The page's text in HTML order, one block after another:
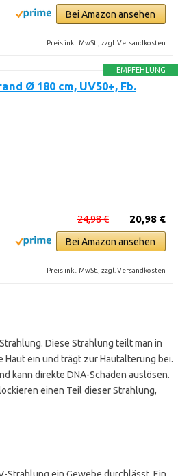
Bei Amazon ansehen
Preis inkl. MwSt., zzgl. Versandkosten
EMPFEHLUNG
Ø 180 cm, UV50+, Fb.
20,98 €
24,98 €
Bei Amazon ansehen
Preis inkl. MwSt., zzgl. Versandkosten
Diese Strahlung teilt man in
ein und trägt zur Hautalterung bei.
kann direkte DNA-Schäden auslösen.
einen Teil dieser Strahlung,